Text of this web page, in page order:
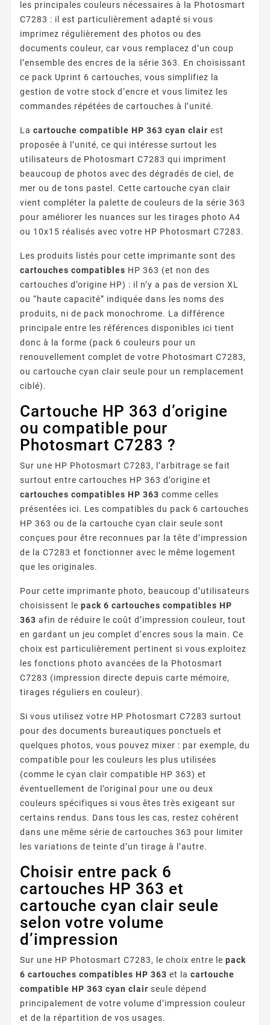
les principales couleurs nécessaires à la Photosmart
C7283 : il est particulièrement adapté si vous
imprimez régulièrement des photos ou des
documents couleur, car vous remplacez d’un coup
l’ensemble des encres de la série 363. En choisissant
ce pack Uprint 6 cartouches, vous simplifiez la
gestion de votre stock d’encre et vous limitez les
commandes répétées de cartouches à l’unité.
La cartouche compatible HP 363 cyan clair est
proposée à l’unité, ce qui intéresse surtout les
utilisateurs de Photosmart C7283 qui impriment
beaucoup de photos avec des dégradés de ciel, de
mer ou de tons pastel. Cette cartouche cyan clair
vient compléter la palette de couleurs de la série 363
pour améliorer les nuances sur les tirages photo A4
ou 10x15 réalisés avec votre HP Photosmart C7283.
Les produits listés pour cette imprimante sont des
cartouches compatibles HP 363 (et non des
cartouches d’origine HP) : il n’y a pas de version XL
ou “haute capacité” indiquée dans les noms des
produits, ni de pack monochrome. La différence
principale entre les références disponibles ici tient
donc à la forme (pack 6 couleurs pour un
renouvellement complet de votre Photosmart C7283,
ou cartouche cyan clair seule pour un remplacement
ciblé).
Cartouche HP 363 d’origine
ou compatible pour
Photosmart C7283 ?
Sur une HP Photosmart C7283, l’arbitrage se fait
surtout entre cartouches HP 363 d’origine et
cartouches compatibles HP 363 comme celles
présentées ici. Les compatibles du pack 6 cartouches
HP 363 ou de la cartouche cyan clair seule sont
conçues pour être reconnues par la tête d’impression
de la C7283 et fonctionner avec le même logement
que les originales.
Pour cette imprimante photo, beaucoup d’utilisateurs
choisissent le pack 6 cartouches compatibles HP
363 afin de réduire le coût d’impression couleur, tout
en gardant un jeu complet d’encres sous la main. Ce
choix est particulièrement pertinent si vous exploitez
les fonctions photo avancées de la Photosmart
C7283 (impression directe depuis carte mémoire,
tirages réguliers en couleur).
Si vous utilisez votre HP Photosmart C7283 surtout
pour des documents bureautiques ponctuels et
quelques photos, vous pouvez mixer : par exemple, du
compatible pour les couleurs les plus utilisées
(comme le cyan clair compatible HP 363) et
éventuellement de l’original pour une ou deux
couleurs spécifiques si vous êtes très exigeant sur
certains rendus. Dans tous les cas, restez cohérent
dans une même série de cartouches 363 pour limiter
les variations de teinte d’un tirage à l’autre.
Choisir entre pack 6
cartouches HP 363 et
cartouche cyan clair seule
selon votre volume
d’impression
Sur une HP Photosmart C7283, le choix entre le pack
6 cartouches compatibles HP 363 et la cartouche
compatible HP 363 cyan clair seule dépend
principalement de votre volume d’impression couleur
et de la répartition de vos usages.